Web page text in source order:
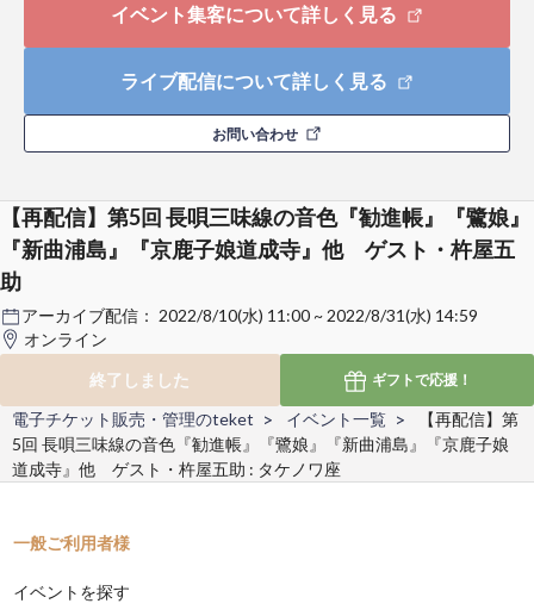
イベント集客について詳しく見る
ライブ配信について詳しく見る
お問い合わせ
【再配信】第5回 長唄三味線の音色『勧進帳』『鷺娘』
『新曲浦島』『京鹿子娘道成寺』他 ゲスト・杵屋五
助
アーカイブ配信： 2022/8/10(水) 11:00 ~ 2022/8/31(水) 14:59
オンライン
終了しました
ギフトで応援！
電子チケット販売・管理のteket イベント一覧
【再配信】第
5回 長唄三味線の音色『勧進帳』『鷺娘』『新曲浦島』『京鹿子娘
道成寺』他 ゲスト・杵屋五助 : タケノワ座
一般ご利用者様
イベントを探す